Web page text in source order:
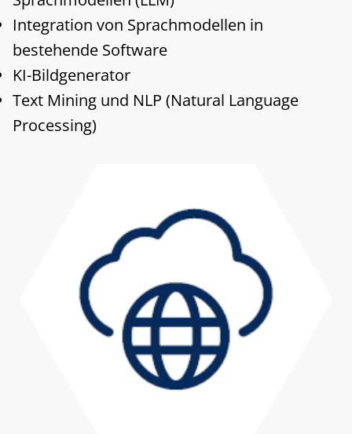
Integration von Sprachmodellen in
bestehende Software
KI-Bildgenerator
Text Mining und NLP (Natural Language
Processing)